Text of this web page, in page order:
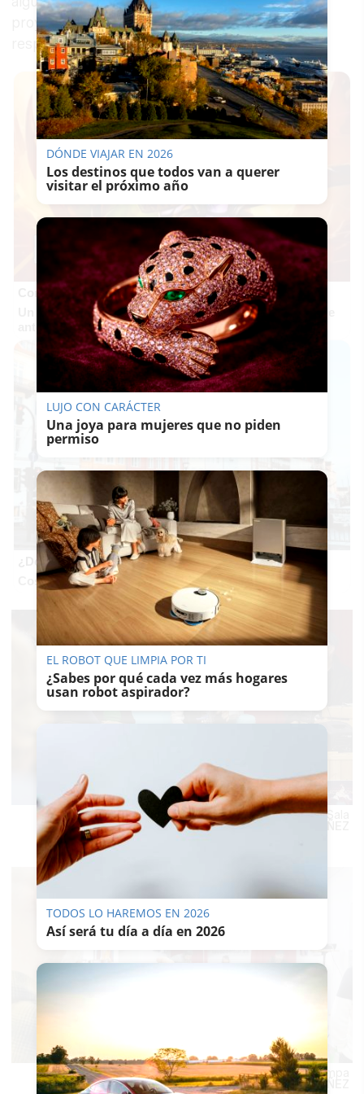
proyecciones de los últimos videoclips y
respondieron a preguntas del público.
Corepunk MMORPG
Un verdadero MMORPG de la vieja escuela ¡Cómo los de
antes, pero mejor!
¿De verdad hacen esto?
Costumbres que rompen todos los esquemas
Integrantes de La Pompa Jonda, con la gestora de Sala
Tragaluz, Ana Fernández.
Un espectador fotografía a los miembros de La Pompa
Jonda.CANDELA NÚÑEZ
DÓNDE VIAJAR EN 2026
Los destinos que todos van a querer
visitar el próximo año
LUJO CON CARÁCTER
Una joya para mujeres que no piden
permiso
EL ROBOT QUE LIMPIA POR TI
¿Sabes por qué cada vez más hogares
usan robot aspirador?
TODOS LO HAREMOS EN 2026
Así será tu día a día en 2026